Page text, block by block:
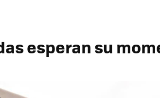
esperan su